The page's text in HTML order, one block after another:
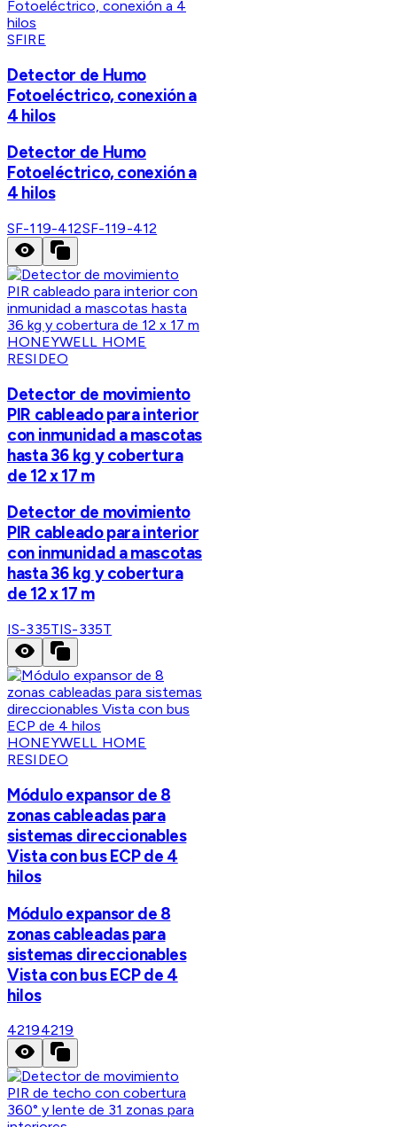
SFIRE
Detector de Humo
Fotoeléctrico, conexión a
4 hilos
Detector de Humo
Fotoeléctrico, conexión a
4 hilos
SF-119-412SF-119-412
HONEYWELL HOME
RESIDEO
Detector de movimiento
PIR cableado para interior
con inmunidad a mascotas
hasta 36 kg y cobertura
de 12 x 17 m
Detector de movimiento
PIR cableado para interior
con inmunidad a mascotas
hasta 36 kg y cobertura
de 12 x 17 m
IS-335TIS-335T
HONEYWELL HOME
RESIDEO
Módulo expansor de 8
zonas cableadas para
sistemas direccionables
Vista con bus ECP de 4
hilos
Módulo expansor de 8
zonas cableadas para
sistemas direccionables
Vista con bus ECP de 4
hilos
42194219